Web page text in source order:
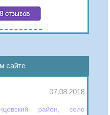
сайте
07.08.2018
район, село